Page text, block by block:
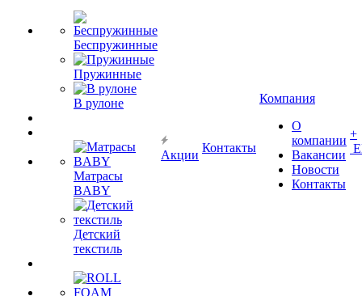
Беспружинные
Пружинные
В рулоне
Матрасы
BABY
Детский
текстиль
Акции
Контакты
Компания
О
компании
Вакансии
Новости
Контакты
+